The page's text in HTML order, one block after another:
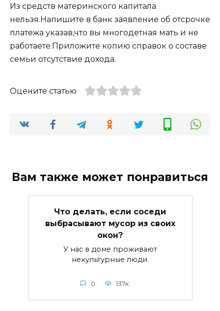
Из средств материнского капитала
нельзя.Напишите в банк заявление об отсрочке
платежа указав,что вы многодетная мать и не
работаете.Приложите копию справок о составе
семьи отсутствие дохода.
Оцените статью
Вам также может понравиться
Что делать, если соседи
выбрасывают мусор из своих
окон?
У нас в доме проживают
некультурные люди.
0 137к.